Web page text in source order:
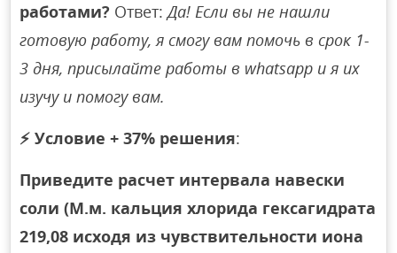
работами? Ответ:Да! Если вы не нашли
готовую работу, я смогу вам помочь в срок 1-
3 дня, присылайте работы в whatsapp и я их
изучу и помогу вам.
⚡ Условие + 37% решения:
Приведите расчет интервала навески
соли (М.м. кальция хлорида гексагидрата
219,08 исходя из чувствительности иона